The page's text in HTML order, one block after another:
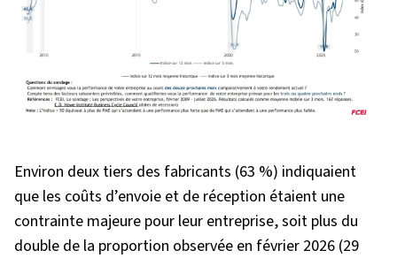
Environ deux tiers des fabricants (63 %) indiquaient
que les coûts d’envoie et de réception étaient une
contrainte majeure pour leur entreprise, soit plus du
double de la proportion observée en février 2026 (29